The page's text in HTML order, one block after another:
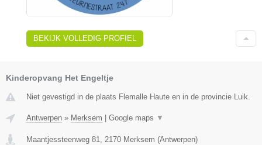
BEKIJK VOLLEDIG PROFIEL
Kinderopvang Het Engeltje
Niet gevestigd in de plaats Flemalle Haute en in de provincie Luik.
Antwerpen » Merksem Google maps ▼
Maantjessteenweg 81, 2170 Merksem (Antwerpen)